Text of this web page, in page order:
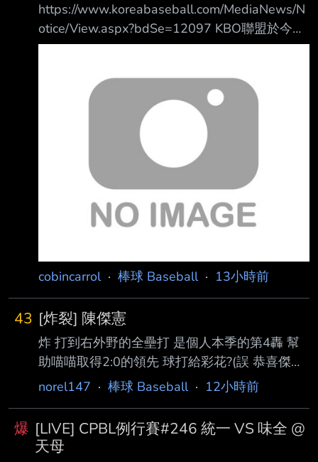
https://www.koreabaseball.com/MediaNews/N
otice/View.aspx?bdSe=12097 KBO聯盟於今日
八月六日召開酷暑相關會議 以下為相關討論結
全部取消 比賽於下週二恢復進行 開賽時間除高
尺以外 全部比賽開賽時間延至1900進行(高尺除
外) 二軍比賽則可兩隊協商 日間比賽於1000開
始 夜間比賽比照一軍 有關於取消比賽 若該地區
韓國氣象廳發佈重大高溫警報 比賽將直接取消
若為鄰近地區發佈重大高溫警報 KBO
cobincarrol· 棒球 Baseball· 13小時前
43 [炸裂] 陳傑憲
炸 打到右外野的全壘打 是個人本季的第4轟 幫
助喵喵取得2:0的領先 球打給彩花?(誤 恭喜傑憲!!
--
norel147 · 棒球 Baseball· 12小時前
爆 [LIVE] CPBL例行賽#246 統一 VS 味全 @
天母